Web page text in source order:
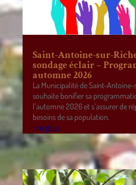
Saint-Antoine-sur-
sondage éclair –
automne 2026
La Municipalité de Saint-
souhaite bonifier sa
l’automne 2026 et s’assurer de
besoins de sa population.
lire plus